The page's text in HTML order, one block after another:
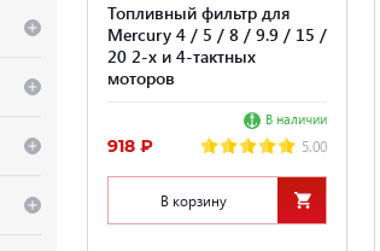
Топливный фильтр для
Mercury 4 / 5 / 8 / 9.9 / 15 /
20 2-х и 4-тактных
моторов
В наличии
918 ₽ 5.00
В корзину